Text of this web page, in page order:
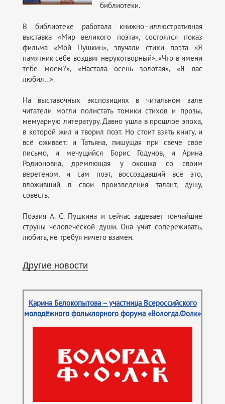
библиотеки.
В библиотеке работала книжно–иллюстративная
выставка «Мир великого поэта», состоялся показ
фильма «Мой Пушкин», звучали стихи поэта «Я
памятник себе воздвиг нерукотворный», «Что в имени
тебе моем?», «Настала осень золотая», «Я вас
любил…».
На выставочных экспозициях в читальном зале
читатели могли полистать томики стихов и прозы,
мемуарную литературу. Давно ушла в прошлое эпоха,
в которой жил и творил поэт. Но стоит взять книгу, и
всё оживает: и Татьяна, пишущая при свече свое
письмо, и мечущийся Борис Годунов, и Арина
Родионовна, дремлющая у окошка со своим
веретеном, и сам поэт, воссоздавший всё это,
вложивший в свои произведения талант, душу,
совесть.
Поэзия А. С. Пушкина и сейчас задевает тончайшие
струны человеческой души. Она учит сопереживать,
любить, не требуя ничего взамен.
Другие новости
Карина Белокопытова – участница Всероссийского
молодёжного фольклорного форума «Вологда.Фолк»